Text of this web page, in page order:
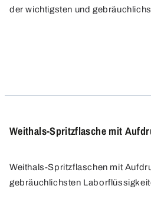
der wichtigsten und
Weithals-Spritzflasche mit
Weithals-Spritzflaschen mit
gebräuchlichsten